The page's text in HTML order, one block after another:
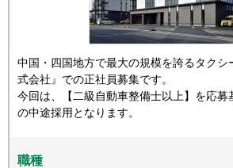
中国・四国地方で最大の規模を誇るタクシ
式会社』での正社員募集です。
今回は、【二級自動車整備士以上】を応募
の中途採用となります。
職種